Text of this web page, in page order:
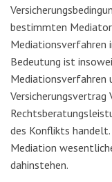
bestimmten
Mediationsverfahren
Bedeutung ist
Mediationsverfahren
Versicherungsvertrag
des Konflikts handelt.
Mediation
dahinstehen.